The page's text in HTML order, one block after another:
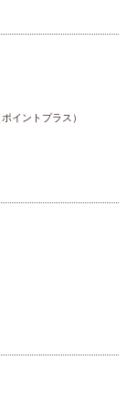
イントプラス）